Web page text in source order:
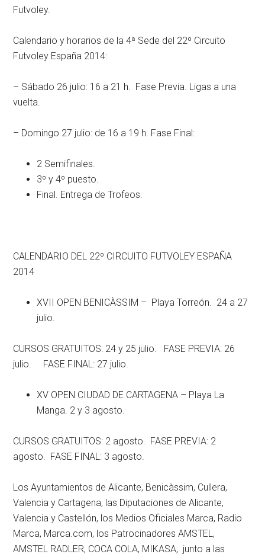
Futvoley.
Calendario y horarios de la 4ª Sede del 22º Circuito
Futvoley España 2014:
– Sábado 26 julio: 16 a 21 h. Fase Previa. Ligas a una
vuelta.
– Domingo 27 julio: de 16 a 19 h. Fase Final:
2 Semifinales.
3º y 4º puesto.
Final. Entrega de Trofeos.
CALENDARIO DEL 22º CIRCUITO FUTVOLEY ESPAÑA
2014
XVII OPEN BENICÀSSIM – Playa Torreón. 24 a 27
julio.
CURSOS GRATUITOS: 24 y 25 julio. FASE PREVIA: 26
julio. FASE FINAL: 27 julio.
XV OPEN CIUDAD DE CARTAGENA – Playa La
Manga. 2 y 3 agosto.
CURSOS GRATUITOS: 2 agosto. FASE PREVIA: 2
agosto. FASE FINAL: 3 agosto.
Los Ayuntamientos de Alicante, Benicàssim, Cullera,
Valencia y Cartagena, las Diputaciones de Alicante,
Valencia y Castellón, los Medios Oficiales Marca, Radio
Marca, Marca.com, los Patrocinadores AMSTEL,
AMSTEL RADLER, COCA COLA, MIKASA, junto a las